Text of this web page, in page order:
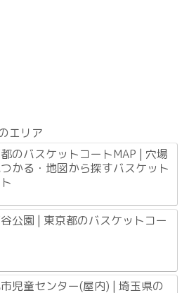
エリア
のバスケットコートMAP | 穴場
かる・地図から探すバスケット
公園 | 東京都のバスケットコー
児童センター(屋内) | 埼玉県の